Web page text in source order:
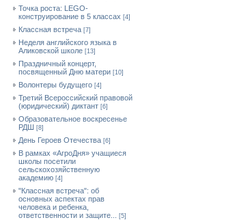
Точка роста: LEGO-
конструирование в 5 классах [4]
Классная встреча [7]
Неделя английского языка в
Аликовской школе [13]
Праздничный концерт,
посвященный Дню матери [10]
Волонтеры будущего [4]
Третий Всероссийский правовой
(юридический) диктант [6]
Образовательное воскресенье
РДШ [8]
День Героев Отечества [6]
В рамках «АгроДня» учащиеся
школы посетили
сельскохозяйственную
академию [4]
"Классная встреча": об
основных аспектах прав
человека и ребенка,
ответственности и защите...
[5]